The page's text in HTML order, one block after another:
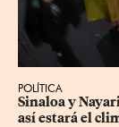
POLÍTICA
Sinaloa y
así estará el